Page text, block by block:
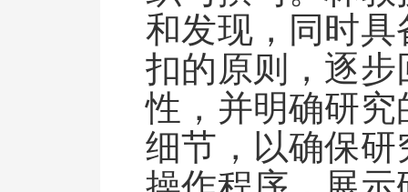
和发现，同时
扣的原则，逐
性，并明确研
细节，以确保